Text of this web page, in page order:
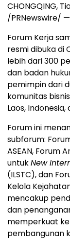
CHONGQING,
/PRNewswire/ —
Forum Kerja
resmi dibuka di
lebih dari 300
dan badan
pemimpin dari
komunitas
Laos, Indonesia,
Forum ini
subforum:
ASEAN, Forum
untukNew
(ILSTC), dan
Kelola
mencakup
dan
memperkuat
pembangunan